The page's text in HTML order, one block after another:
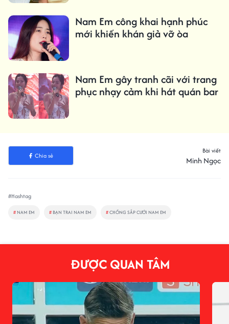
Nam Em công khai hạnh phúc
mới khiến khán giả vỡ òa
Nam Em gây tranh cãi với trang
phục nhạy cảm khi hát quán bar
Chia sẻ
Bài viết
Minh Ngọc
#Hashtag
# NAM EM # BẠN TRAI NAM EM #CHỒNG SẮP CƯỚI NAM EM
ĐƯỢC QUAN TÂM